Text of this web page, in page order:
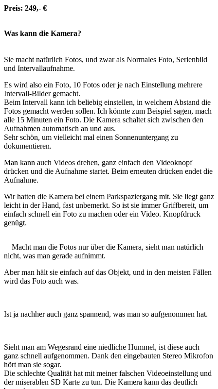
Preis: 249,- €
Was kann die Kamera?
Sie macht natürlich Fotos, und zwar als Normales Foto, Serienbild
und Intervallaufnahme.
Es wird also ein Foto, 10 Fotos oder je nach Einstellung mehrere
Intervall-Bilder gemacht.
Beim Intervall kann ich beliebig einstellen, in welchem Abstand die
Fotos gemacht werden sollen. Ich könnte zum Beispiel sagen, mach
alle 15 Minuten ein Foto. Die Kamera schaltet sich zwischen den
Aufnahmen automatisch an und aus.
Sehr schön, um vielleicht mal einen Sonnenuntergang zu
dokumentieren.
Man kann auch Videos drehen, ganz einfach den Videoknopf
drücken und die Aufnahme startet. Beim erneuten drücken endet die
Aufnahme.
Wir hatten die Kamera bei einem Parkspaziergang mit. Sie liegt ganz
leicht in der Hand, fast unbemerkt. So ist sie immer Griffbereit, um
einfach schnell ein Foto zu machen oder ein Video. Knopfdruck
genügt.
Macht man die Fotos nur über die Kamera, sieht man natürlich
nicht, was man gerade aufnimmt.
Aber man hält sie einfach auf das Objekt, und in den meisten Fällen
wird das Foto auch was.
Ist ja nachher auch ganz spannend, was man so aufgenommen hat.
Sieht man am Wegesrand eine niedliche Hummel, ist diese auch
ganz schnell aufgenommen. Dank den eingebauten Stereo Mikrofon
hört man sie sogar.
Die schlechte Qualität hat mit meiner falschen Videoeinstellung und
der miserablen SD Karte zu tun. Die Kamera kann das deutlich